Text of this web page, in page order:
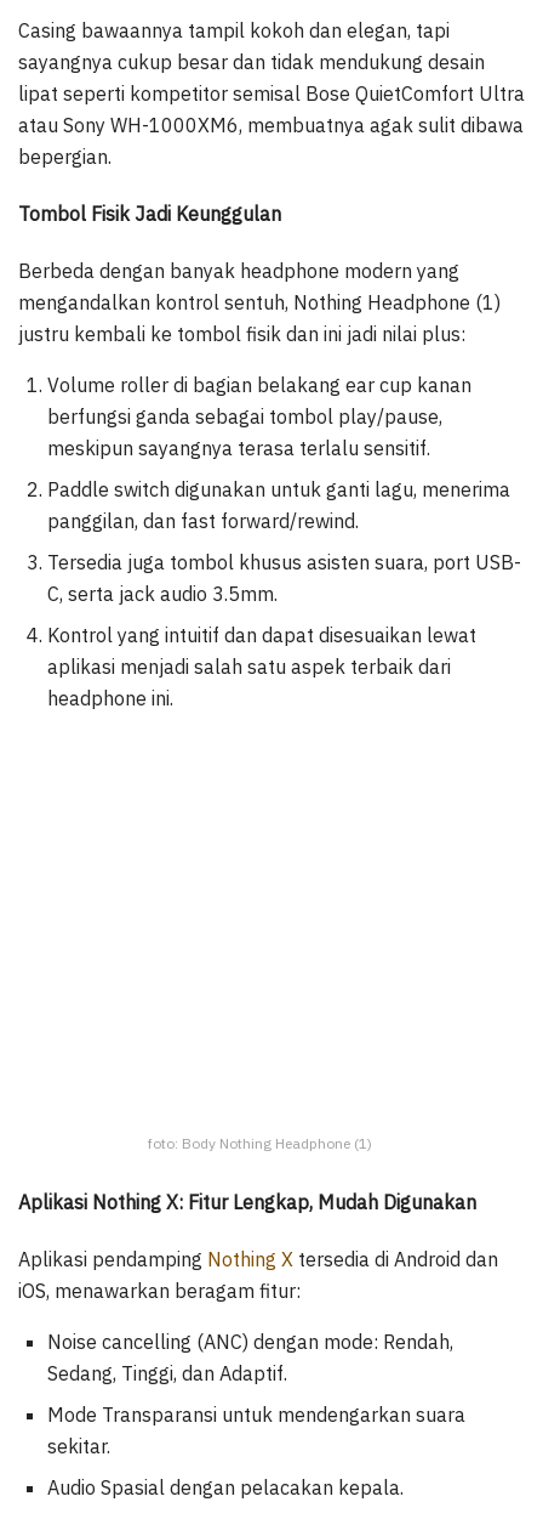
Casing bawaannya tampil kokoh dan elegan, tapi
sayangnya cukup besar dan tidak mendukung desain
lipat seperti kompetitor semisal Bose QuietComfort Ultra
atau Sony WH-1000XM6, membuatnya agak sulit dibawa
bepergian.
Tombol Fisik Jadi Keunggulan
Berbeda dengan banyak headphone modern yang
mengandalkan kontrol sentuh, Nothing Headphone (1)
justru kembali ke tombol fisik dan ini jadi nilai plus:
Volume roller di bagian belakang ear cup kanan
berfungsi ganda sebagai tombol play/pause,
meskipun sayangnya terasa terlalu sensitif.
Paddle switch digunakan untuk ganti lagu, menerima
panggilan, dan fast forward/rewind.
Tersedia juga tombol khusus asisten suara, port USB-
C, serta jack audio 3.5mm.
Kontrol yang intuitif dan dapat disesuaikan lewat
aplikasi menjadi salah satu aspek terbaik dari
headphone ini.
foto: Body Nothing Headphone (1)
Aplikasi Nothing X: Fitur Lengkap, Mudah Digunakan
Aplikasi pendamping Nothing X tersedia di Android dan
iOS, menawarkan beragam fitur:
Noise cancelling (ANC) dengan mode: Rendah,
Sedang, Tinggi, dan Adaptif.
Mode Transparansi untuk mendengarkan suara
sekitar.
Audio Spasial dengan pelacakan kepala.